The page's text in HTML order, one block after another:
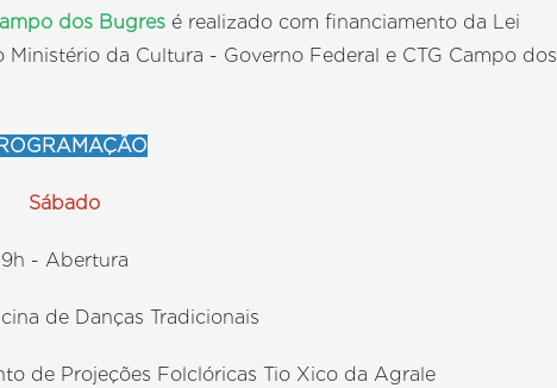
dos Bugres é realizado com financiamento da Lei
da Cultura - Governo Federal e CTG Campo dos
Sábado
9h - Abertura
de Danças Tradicionais
de Projeções Folclóricas Tio Xico da Agrale